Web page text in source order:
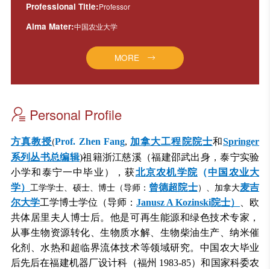
Professional Title:Professor
Alma Mater:中国农业大学
MORE
Personal Profile
方真教授(Prof. Zhen Fang, 加拿大工程院院士和Springer
系列丛书总编辑)祖籍浙江慈溪（福建邵武出身，泰宁实验
小学和泰宁一中毕业），获北京农机学院（中国农业大
学） 工学学士、硕士、博士（导师： 曾德超院士）、加拿大麦吉
尔大学工学博士学位（导师：Janusz A Kozinski院士）
、欧
共体居里夫人博士后。他是可再生能源和绿色技术专家，
从事生物资源转化、生物质水解、生物柴油生产、纳米催
化剂、水热和超临界流体技术等领域研究。中国农大毕业
后先后在福建机器厂设计科（福州 1983-85）和国家科委农